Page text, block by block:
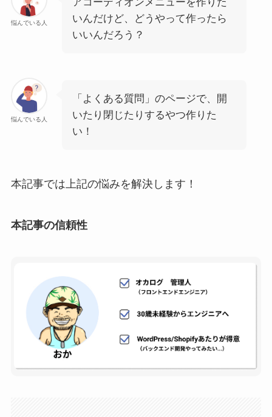
悩んでいる人
いんだけど、どうやって作ったら
いいんだろう？
悩んでいる人
「よくある質問」のページで、開
いたり閉じたりするやつ作りた
い！
本記事では上記の悩みを解決します！
本記事の信頼性